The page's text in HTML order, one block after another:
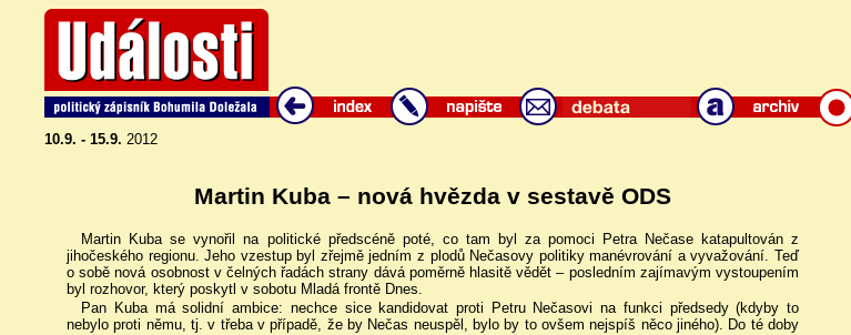
10.9. - 15.9. 2012
Martin Kuba – nová hvězda v sestavě ODS
Martin Kuba se vynořil na politické předscéně poté, co tam byl za pomoci Petra Nečase katapultován z
jihočeského regionu. Jeho vzestup byl zřejmě jedním z plodů Nečasovy politiky manévrování a vyvažování. Teď
o sobě nová osobnost v čelných řadách strany dává poměrně hlasitě vědět – posledním zajímavým vystoupením
byl rozhovor, který poskytl v sobotu Mladá frontě Dnes.
Pan Kuba má solidní ambice: nechce sice kandidovat proti Petru Nečasovi na funkci předsedy (kdyby to
nebylo proti němu, tj. v třeba v případě, že by Nečas neuspěl, bylo by to ovšem nejspíš něco jiného). Do té doby